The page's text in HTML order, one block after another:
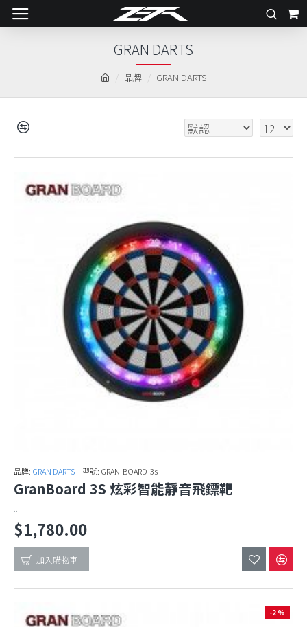
品牌 GRAN DARTS
GRAN DARTS
品牌: GRAN DARTS 型號: GRAN-BOARD-3s
GranBoard 3S 炫彩智能靜音飛鏢靶
..
$1,780.00
加入購物車
-2 %